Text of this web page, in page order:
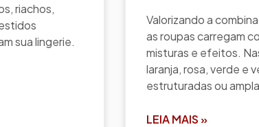
riachos,
sua lingerie.
Valorizando a
as roupas carregam
misturas e efeitos.
laranja, rosa, verde e
estruturadas ou
LEIA MAIS »